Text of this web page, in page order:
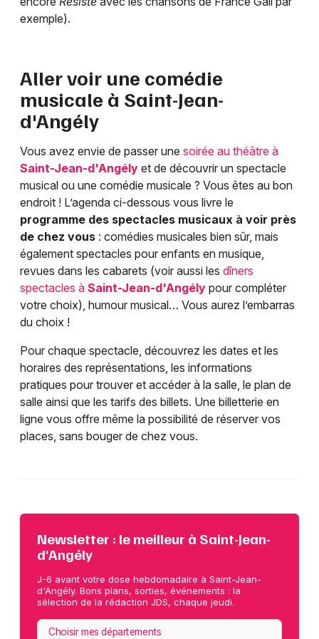
exemple).
Aller voir une comédie
musicale à Saint-Jean-
d'Angély
Vous avez envie de passer une soirée au théâtre à
Saint-Jean-d'Angély et de découvrir un spectacle
musical ou une comédie musicale ? Vous êtes au bon
endroit ! L’agenda ci-dessous vous livre le
programme des spectacles musicaux à voir près
de chez vous : comédies musicales bien sûr, mais
également spectacles pour enfants en musique,
revues dans les cabarets (voir aussi les dîners
spectacles à Saint-Jean-d'Angély pour compléter
votre choix), humour musical… Vous aurez l’embarras
du choix !
Pour chaque spectacle, découvrez les dates et les
horaires des représentations, les informations
pratiques pour trouver et accéder à la salle, le plan de
salle ainsi que les tarifs des billets. Une billetterie en
ligne vous offre même la possibilité de réserver vos
places, sans bouger de chez vous.
Newsletter : le meilleur à Saint-Jean-
d'Angély
J-6 avant votre dose hebdomadaire à Saint-Jean-
d'Angély. Bons plans, sorties, événements : la
sélection de la rédaction JDS, chaque jeudi.
Choisir mes départements